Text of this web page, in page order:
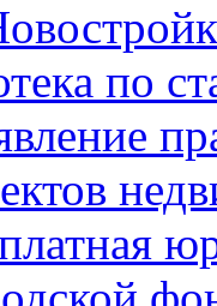
по